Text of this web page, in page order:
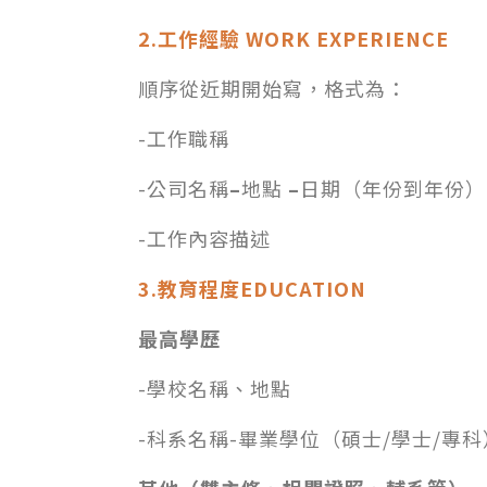
2.工作經驗 WORK EXPERIENCE
順序從近期開始寫，格式為：
-工作職稱
-公司名稱–地點 –日期（年份到年份）
-工作內容描述
3.教育程度EDUCATION
最高學歷
-學校名稱、地點
-科系名稱-畢業學位（碩士/學士/專